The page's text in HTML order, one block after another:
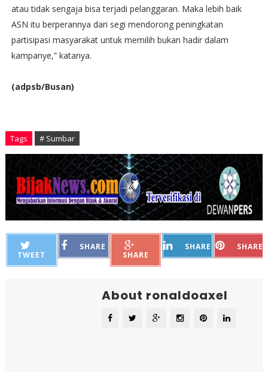
atau tidak sengaja bisa terjadi pelanggaran. Maka lebih baik
ASN itu berperannya dari segi mendorong peningkatan
partisipasi masyarakat untuk memilih bukan hadir dalam
kampanye,” katanya.
(adpsb/Busan)
Tags # Sumbar
TWEET
SHARE
SHARE
SHARE SHARE
About ronaldoaxel